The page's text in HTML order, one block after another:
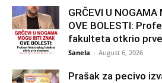
GRČEVI U
OVE BOLESTI:
fakulteta otkrio
Sanela - August 6, 2026
Prašak za pecivo